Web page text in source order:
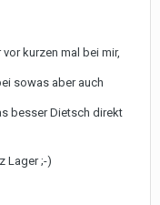
kurzen mal bei mir,
sowas aber auch
besser Dietsch direkt
Lager ;-)